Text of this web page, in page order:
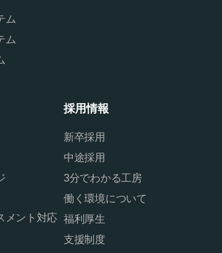
ム
ム
メント対応
採用情報
新卒採用
中途採用
3分でわかる工房
働く環境について
福利厚生
支援制度